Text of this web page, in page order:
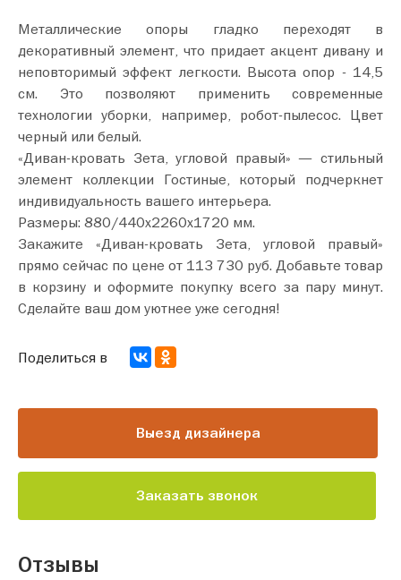
Металлические опоры гладко переходят в
декоративный элемент, что придает акцент дивану и
неповторимый эффект легкости. Высота опор - 14,5
см. Это позволяют применить современные
технологии уборки, например, робот-пылесос. Цвет
черный или белый.
«Диван-кровать Зета, угловой правый» — стильный
элемент коллекции Гостиные, который подчеркнет
индивидуальность вашего интерьера.
Размеры: 880/440х2260х1720 мм.
Закажите «Диван-кровать Зета, угловой правый»
прямо сейчас по цене от 113 730 руб. Добавьте товар
в корзину и оформите покупку всего за пару минут.
Сделайте ваш дом уютнее уже сегодня!
Выезд дизайнера
Заказать звонок
Поделиться в
Отзывы